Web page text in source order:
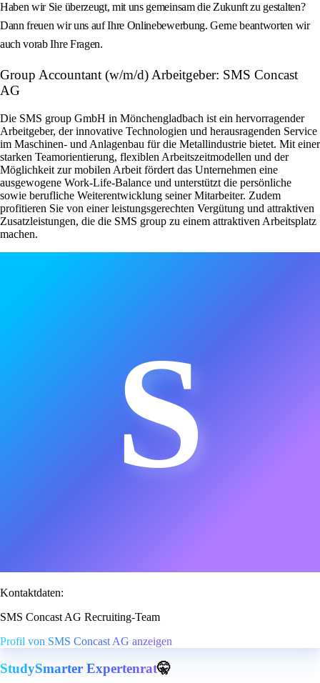
Haben wir Sie überzeugt, mit uns gemeinsam die Zukunft zu gestalten?
Dann freuen wir uns auf Ihre Onlinebewerbung. Gerne beantworten wir
auch vorab Ihre Fragen.
Group Accountant (w/m/d) Arbeitgeber: SMS Concast
AG
Die SMS group GmbH in Mönchengladbach ist ein hervorragender
Arbeitgeber, der innovative Technologien und herausragenden Service
im Maschinen- und Anlagenbau für die Metallindustrie bietet. Mit einer
starken Teamorientierung, flexiblen Arbeitszeitmodellen und der
Möglichkeit zur mobilen Arbeit fördert das Unternehmen eine
ausgewogene Work-Life-Balance und unterstützt die persönliche
sowie berufliche Weiterentwicklung seiner Mitarbeiter. Zudem
profitieren Sie von einer leistungsgerechten Vergütung und attraktiven
Zusatzleistungen, die die SMS group zu einem attraktiven Arbeitsplatz
machen.
S
Kontaktdaten:
SMS Concast AG Recruiting-Team
Profil von SMS Concast AG anzeigen
StudySmarter Expertenrat🤫